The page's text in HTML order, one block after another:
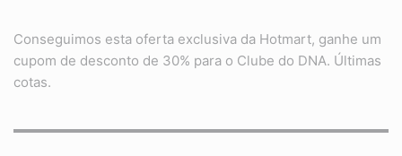
Conseguimos esta oferta exclusiva da Hotmart, ganhe um
cupom de desconto de 30% para o Clube do DNA. Últimas
cotas.